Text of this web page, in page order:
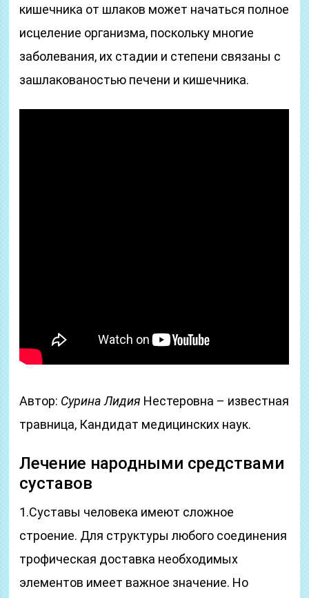
кишечника от шлаков может начаться полное
исцеление организма, поскольку многие
заболевания, их стадии и степени связаны с
зашлакованостью печени и кишечника.
Автор: Сурина Лидия Нестеровна – известная
травница, Кандидат медицинских наук.
Лечение народными средствами
суставов
1.Суставы человека имеют сложное
строение. Для структуры любого соединения
трофическая доставка необходимых
элементов имеет важное значение. Но